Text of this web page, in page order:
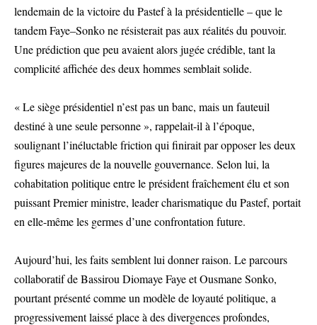
lendemain de la victoire du Pastef à la présidentielle – que le
tandem Faye–Sonko ne résisterait pas aux réalités du pouvoir.
Une prédiction que peu avaient alors jugée crédible, tant la
complicité affichée des deux hommes semblait solide.
« Le siège présidentiel n’est pas un banc, mais un fauteuil
destiné à une seule personne », rappelait-il à l’époque,
soulignant l’inéluctable friction qui finirait par opposer les deux
figures majeures de la nouvelle gouvernance. Selon lui, la
cohabitation politique entre le président fraîchement élu et son
puissant Premier ministre, leader charismatique du Pastef, portait
en elle-même les germes d’une confrontation future.
Aujourd’hui, les faits semblent lui donner raison. Le parcours
collaboratif de Bassirou Diomaye Faye et Ousmane Sonko,
pourtant présenté comme un modèle de loyauté politique, a
progressivement laissé place à des divergences profondes,